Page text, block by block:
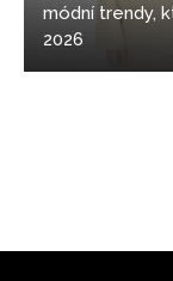
módní trendy,
2026